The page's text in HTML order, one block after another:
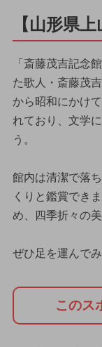
【山形県
「斎藤茂吉記念
た歌人・斎藤茂
から昭和にかけ
れており、文学
う。
館内は清潔で落
くりと鑑賞でき
め、四季折々の
ぜひ足を運んで
このス